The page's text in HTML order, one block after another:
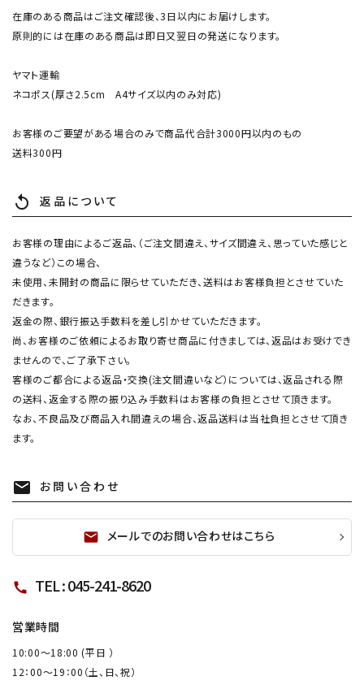
在庫のある商品はご注文確認後、3日以内にお届けします。
原則的には在庫のある商品は即日又翌日の発送になります。
ヤマト運輸
ネコポス(厚さ2.5cm A4サイズ以内のみ対応)
お客様のご要望がある場合のみで商品代合計3000円以内のもの
送料300円
replay 返品について
お客様の理由によるご返品、（ご注文間違え、サイズ間違え、思っていた感じと
違うなど）この場合、
未使用、未開封の商品に限らせていただき、送料はお客様負担とさせていた
だきます。
返金の際、銀行振込手数料を差し引かせていただきます。
尚、お客様のご依頼によるお取り寄せ商品に付きましては、返品はお受けでき
ませんので、ご了承下さい。
客様のご都合による返品・交換(注文間違いなど）については、返品される際
の送料、返金する際の振り込み手数料はお客様の負担とさせて頂きます。
なお、不良品及び商品入れ間違えの場合、返品送料は当社負担とさせて頂き
ます。
mail お問い合わせ
mail メールでのお問い合わせはこちら
call TEL : 045-241-8620
営業時間
10:00～18:00 (平日 ）
12：00～19：00（土、日、祝）